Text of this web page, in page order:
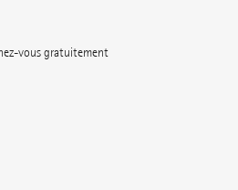
vous gratuitement